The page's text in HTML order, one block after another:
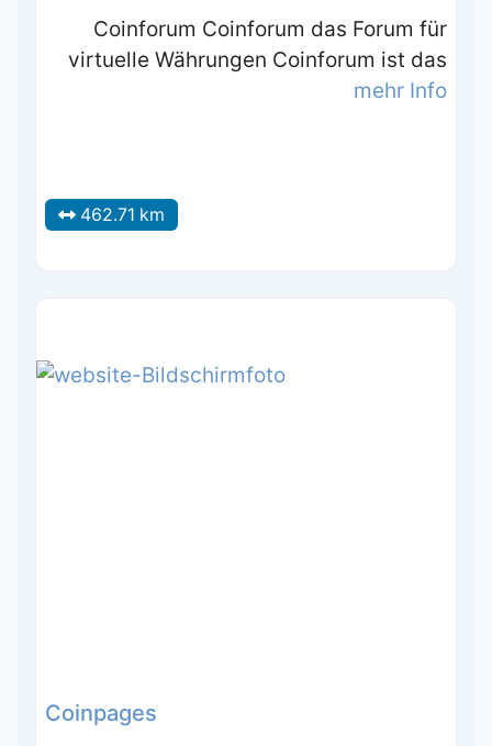
Coinforum Coinforum das Forum für
virtuelle Währungen Coinforum ist das
mehr Info
462.71 km
Coinpages